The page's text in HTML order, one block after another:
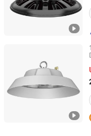
Shenzhen Delight
Guangdong, China